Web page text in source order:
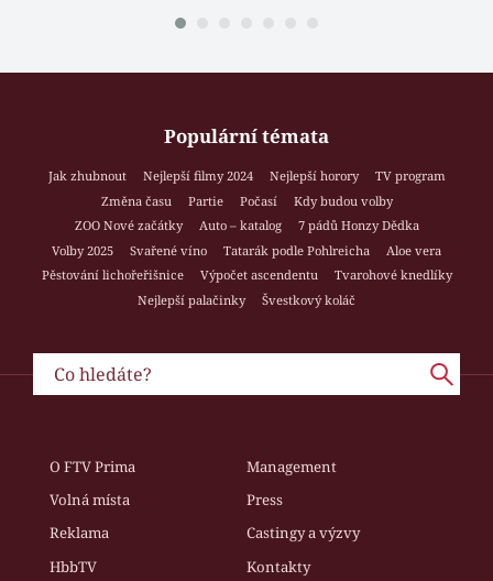
Populární témata
Jak zhubnout Nejlepší filmy 2024 Nejlepší horory
TV program
Změna času
Partie Počasí
Kdy budou volby
ZOO Nové začátky
Auto – katalog
7 pádů Honzy Dědka
Volby 2025
Svařené víno Tatarák podle Pohlreicha
Aloe vera
Pěstování lichořeřišnice
Výpočet ascendentu
Tvarohové knedlíky
Nejlepší palačinky
Švestkový koláč
O FTV Prima
Management
Volná místa
Press
Reklama
Castingy a výzvy
HbbTV
Kontakty